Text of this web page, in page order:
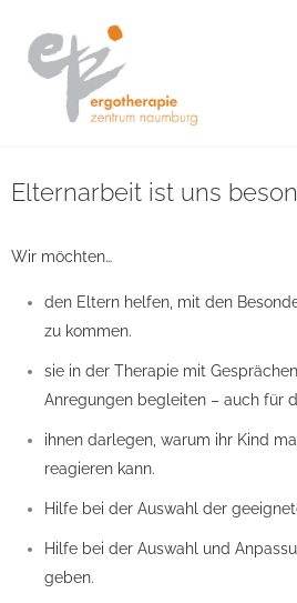
Elternarbeit ist uns
Wir möchten…
den Eltern helfen, mit den
zu kommen.
sie in der Therapie mit
Anregungen begleiten – auch für
ihnen darlegen, warum ihr Kind
reagieren kann.
Hilfe bei der Auswahl der
Hilfe bei der Auswahl und
geben.